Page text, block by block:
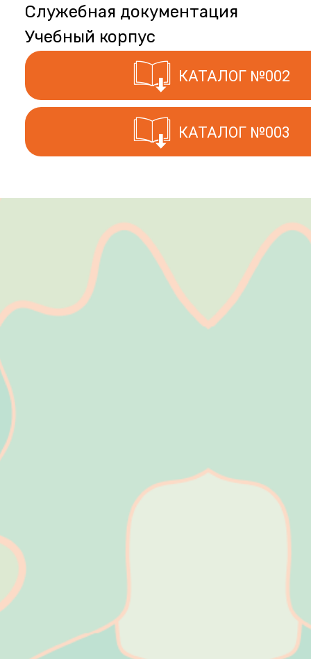
Служебная документация
Учебный корпус
КАТАЛОГ №002
КАТАЛОГ №003